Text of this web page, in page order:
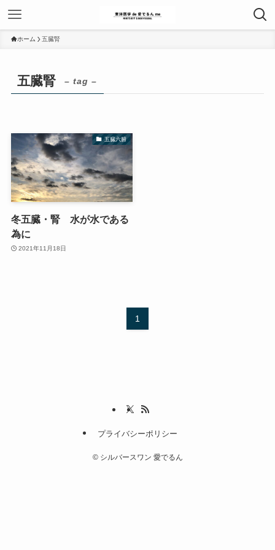
ホーム 五臓腎
五臓腎 – tag –
五臓六腑
冬五臓・腎 水が水である
為に
2021年11月18日
1
プライバシーポリシー
©シルバースワン 愛でるん